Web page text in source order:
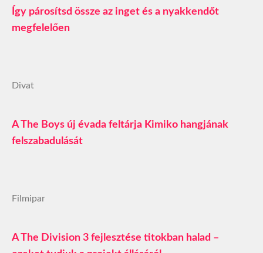
Így párosítsd össze az inget és a nyakkendőt
megfelelően
Divat
A The Boys új évada feltárja Kimiko hangjának
felszabadulását
Filmipar
A The Division 3 fejlesztése titokban halad –